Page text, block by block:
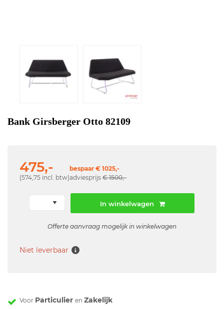
Bank Girsberger Otto 82109
475,-
(574,75 incl. btw)
bespaar € 1025,-
adviesprijs € 1500,-
In winkelwagen
Offerte aanvraag mogelijk in winkelwagen
Niet leverbaar
Voor Particulier en Zakelijk